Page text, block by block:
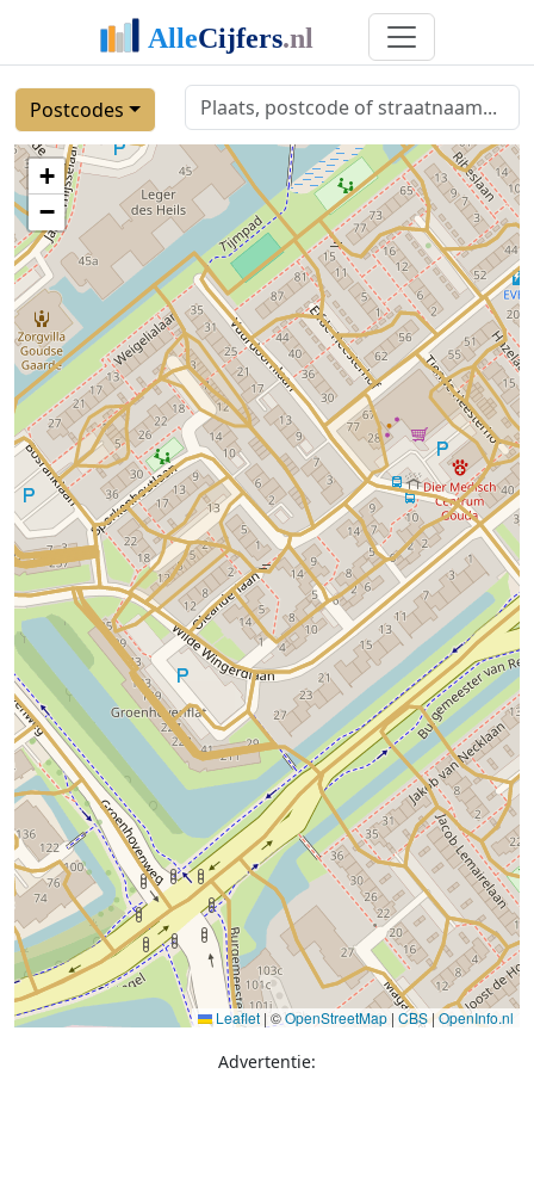
Postcodes
+
−
Leaflet | ©OpenStreetMap | CBS|OpenInfo.nl
Advertentie: